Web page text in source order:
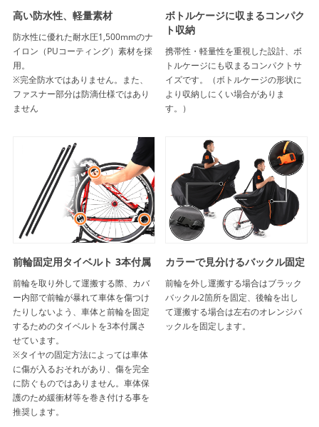
高い防水性、軽量素材
防水性に優れた耐水圧1,500mmのナ
イロン（PUコーティング）素材を採
用。
※完全防水ではありません。また、
ファスナー部分は防滴仕様ではあり
ません
ボトルケージに収まるコンパク
ト収納
携帯性・軽量性を重視した設計、ボ
トルケージにも収まるコンパクトサ
イズです。（ボトルケージの形状に
より収納しにくい場合がありま
す。）
前輪固定用タイベルト 3本付属
前輪を取り外して運搬する際、カバ
ー内部で前輪が暴れて車体を傷つけ
たりしないよう、車体と前輪を固定
するためのタイベルトを3本付属さ
せています。
※タイヤの固定方法によっては車体
に傷が入るおそれがあり、傷を完全
に防ぐものではありません。車体保
護のため緩衝材等を巻き付ける事を
推奨します。
カラーで見分けるバックル固定
前輪を外し運搬する場合はブラック
バックル2箇所を固定、後輪を出し
て運搬する場合は左右のオレンジバ
ックルを固定します。